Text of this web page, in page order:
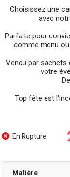
Choisissez une
avec
Parfaite pour
comme menu
Vendu par sachets
votre
Top fête est
En Rupture
Matière